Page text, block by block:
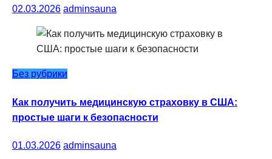
02.03.2026 adminsauna
Без рубрики
Как получить медицинскую страховку в США:
простые шаги к безопасности
01.03.2026 adminsauna